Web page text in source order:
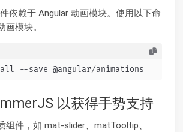
依赖于 Angular 动画模块。使用以下命
画模块。
--save @angular/animations
以获得手势支持
组件，如 mat-slider、matTooltip、